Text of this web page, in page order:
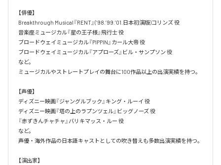
【俳優】
Breakthrough Musical『RENT』(’98.’99.’01.日本初演版)コリンズ 役
音楽座ミュージカル『星の王子様』飛行士 役
ブロードウェイミュージカル『PIPPIN』カール大帝 役
ブロードウェイミュージカル『アプローズ』ビル・サンプソン 役
など。
ミュージカルやストレートプレイの舞台に100作品以上の出演実績を持つ。
【声優】
ディズニー映画『ジャングルブック』キング・ルーイ 役
ディズニー映画『塔の上のラプンツェル』ビッグノーズ 役
『赤ずきんチャチャ』バリキマッス・ルー 役
など。
声優・海外作品の日本語キャストとしての吹き替えも多数出演実績を持つ。
【演出家】